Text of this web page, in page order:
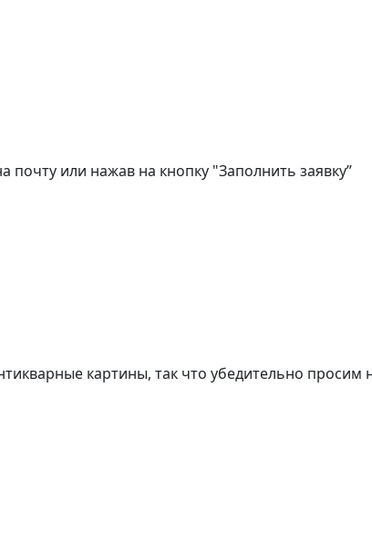
или нажав на кнопку "Заполнить заявку”
картины, так что убедительно просим